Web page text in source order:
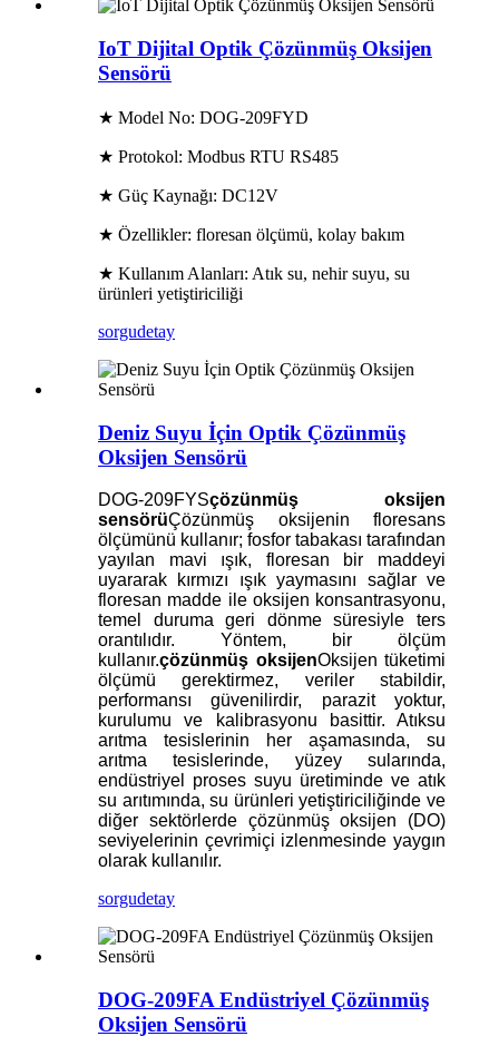
IoT Dijital Optik Çözünmüş Oksijen
Sensörü
★ Model No: DOG-209FYD
★ Protokol: Modbus RTU RS485
★ Güç Kaynağı: DC12V
★ Özellikler: floresan ölçümü, kolay bakım
★ Kullanım Alanları: Atık su, nehir suyu, su
ürünleri yetiştiriciliği
sorgudetay
Deniz Suyu İçin Optik Çözünmüş
Oksijen Sensörü
DOG-209FYSçözünmüş oksijen
sensörüÇözünmüş oksijenin floresans
ölçümünü kullanır; fosfor tabakası tarafından
yayılan mavi ışık, floresan bir maddeyi
uyararak kırmızı ışık yaymasını sağlar ve
floresan madde ile oksijen konsantrasyonu,
temel duruma geri dönme süresiyle ters
orantılıdır. Yöntem, bir ölçüm
kullanır.çözünmüş oksijenOksijen tüketimi
ölçümü gerektirmez, veriler stabildir,
performansı güvenilirdir, parazit yoktur,
kurulumu ve kalibrasyonu basittir. Atıksu
arıtma tesislerinin her aşamasında, su
arıtma tesislerinde, yüzey sularında,
endüstriyel proses suyu üretiminde ve atık
su arıtımında, su ürünleri yetiştiriciliğinde ve
diğer sektörlerde çözünmüş oksijen (DO)
seviyelerinin çevrimiçi izlenmesinde yaygın
olarak kullanılır.
sorgudetay
DOG-209FA Endüstriyel Çözünmüş
Oksijen Sensörü